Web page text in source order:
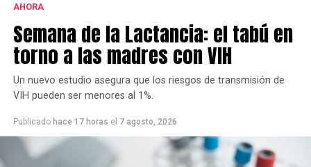
Este grupo ya se había opuesto al proyecto bajo la
gestión de Héctor Gay y ahora de Federico Susbielles.
El principal fundamento es que rechazan la extracción
de árboles, pero también aseguran que las
modificaciones van a borrar la historia.
AHORA
Semana de la Lactancia: el tabú en
torno a las madres con VIH
Un nuevo estudio asegura que los riesgos de transmisión de
VIH pueden ser menores al 1%.
Publicado hace 17 horas el 7 agosto, 2026